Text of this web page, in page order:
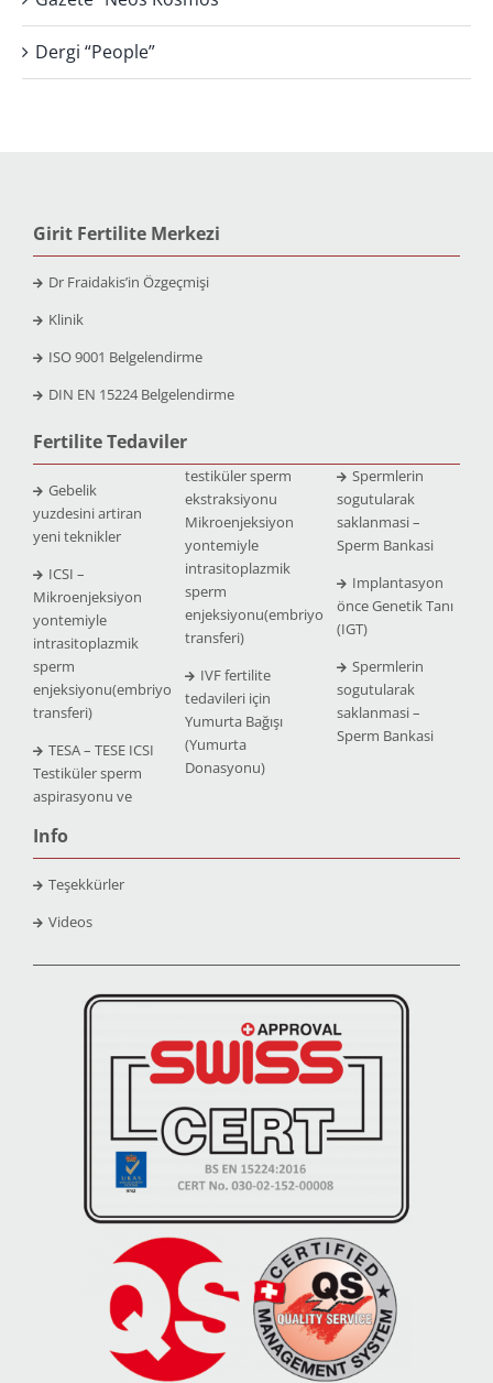
Dergi “People”
Girit Fertilite Merkezi
Dr Fraidakis’in Özgeçmişi
Klinik
ISO 9001 Belgelendirme
DIN EN 15224 Belgelendirme
Fertilite Tedaviler
Gebelik
yuzdesini artiran
yeni teknikler
ICSI –
Mikroenjeksiyon
yontemiyle
intrasitoplazmik
sperm
enjeksiyonu(embriyo
transferi)
TESA – TESE ICSI
Testiküler sperm
aspirasyonu ve
testiküler sperm
ekstraksiyonu
Mikroenjeksiyon
yontemiyle
intrasitoplazmik
sperm
enjeksiyonu(embriyo
transferi)
IVF fertilite
tedavileri için
Yumurta Bağışı
(Yumurta
Donasyonu)
Spermlerin
sogutularak
saklanmasi –
Sperm Bankasi
Implantasyon
önce Genetik Tanı
(IGT)
Spermlerin
sogutularak
saklanmasi –
Sperm Bankasi
Info
Teşekkürler
Videos